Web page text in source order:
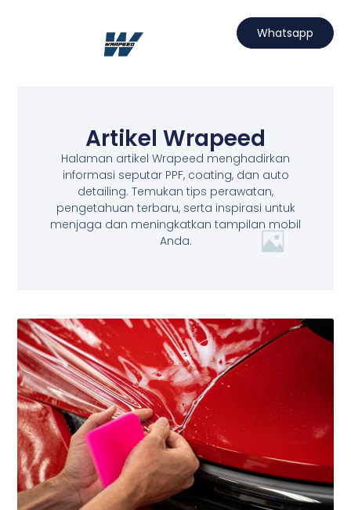
Whatsapp
Artikel Wrapeed
Halaman artikel Wrapeed menghadirkan
informasi seputar PPF, coating, dan auto
detailing. Temukan tips perawatan,
pengetahuan terbaru, serta inspirasi untuk
menjaga dan meningkatkan tampilan mobil
Anda.